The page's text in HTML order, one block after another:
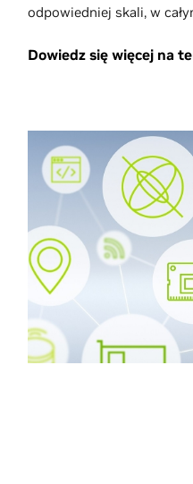
odpowiedniej skali, w
Dowiedz się więcej na